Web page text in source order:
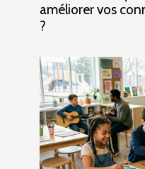
améliorer vos
?